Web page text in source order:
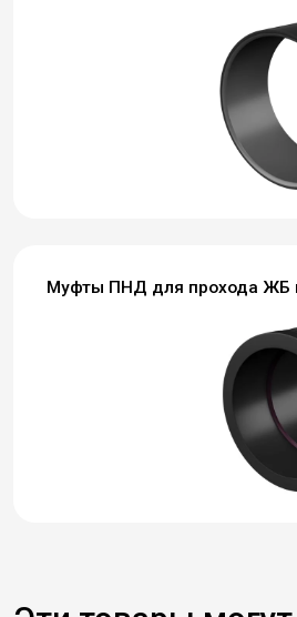
Муфты ПНД для прохода ЖБ